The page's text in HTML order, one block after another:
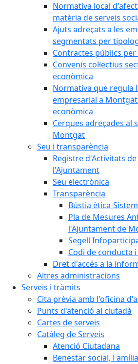
Normativa local
matèria de serveis
Ajuts adreçats a les
segmentats per
Contractes públics
Convenis col·lectius
econòmica
Normativa que regula
empresarial a
econòmica
Cerques adreçades al
Montgat
Seu i transparència
Registre d'Activitats
l'Ajuntament
Seu electrònica
Transparència
Bústia ètica-
Pla de Mesures
l'Ajuntament de
Segell
Codi de conducta
Dret d'accés a la
Altres administracions
Serveis i tràmits
Cita prèvia amb l'oficina
Punts d'atenció al ciutadà
Cartes de serveis
Catàleg de Serveis
Atenció Ciutadana
Benestar social,